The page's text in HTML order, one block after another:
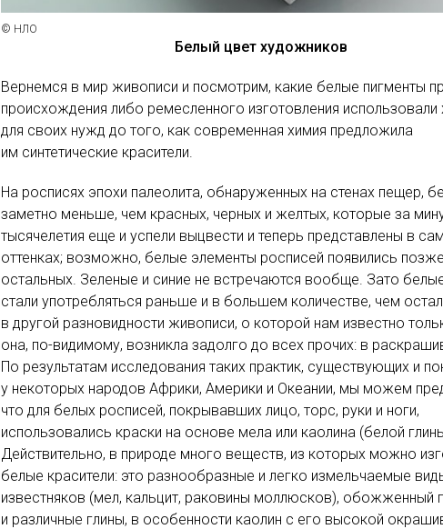
© НЛО
Белый цвет художников
Вернемся в мир живописи и посмотрим, какие белые пигменты
происхождения либо ремесленного изготовления использовали
для своих нужд до того, как современная химия предложила
им синтетические красители.
На росписях эпохи палеолита, обнаруженных на стенах пещер,
заметно меньше, чем красных, черных и желтых, которые за
тысячелетия еще и успели выцвести и теперь представлены в
оттенках; возможно, белые элементы росписей появились позже
остальных. Зеленые и синие не встречаются вообще. Зато
стали употребляться раньше и в большем количестве, чем
в другой разновидности живописи, о которой нам известно
она, по-видимому, возникла задолго до всех прочих: в
По результатам исследования таких практик, существующих и
у некоторых народов Африки, Америки и Океании, мы можем
что для белых росписей, покрывавших лицо, торс, руки и ноги,
использовались краски на основе мела или каолина (белой
Действительно, в природе много веществ, из которых можно
белые красители: это разнообразные и легко измельчаемые
известняков (мел, кальцит, раковины моллюсков), обожженный
и различные глины, в особенности каолин с его высокой